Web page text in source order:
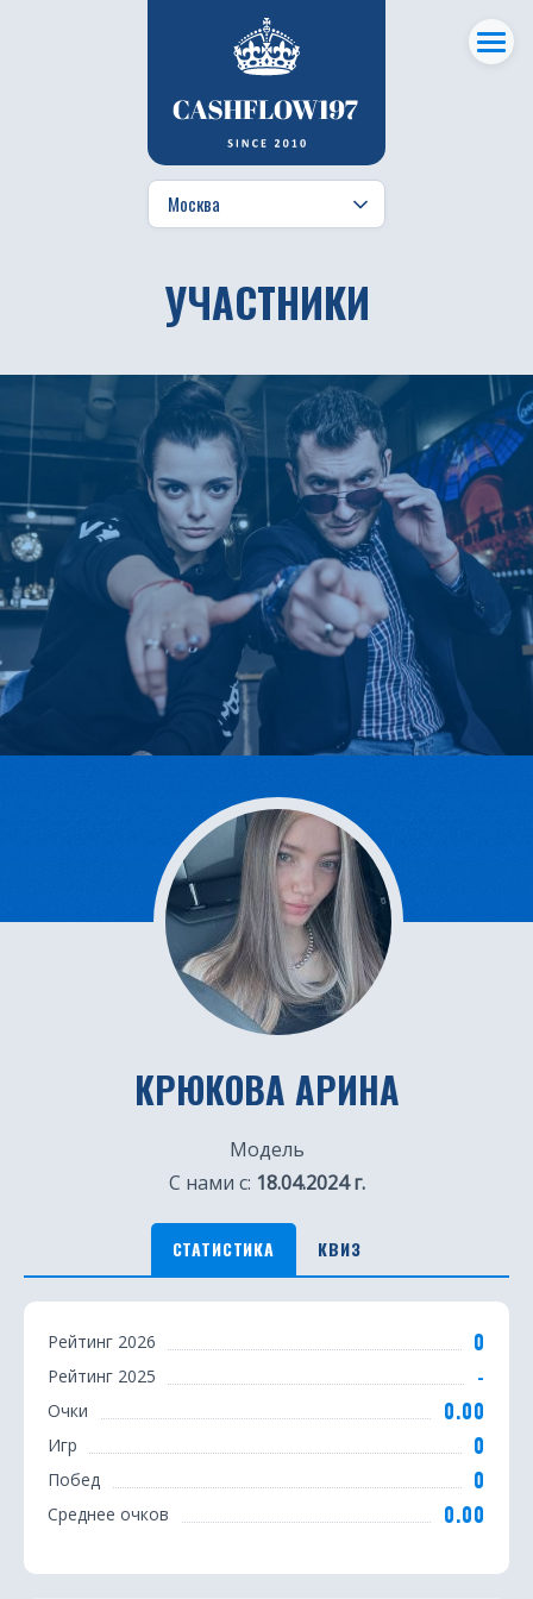
УЧАСТНИКИ
КРЮКОВА АРИНА
Модель
С нами с: 18.04.2024 г.
СТАТИСТИКА КВИЗ
С
т
Рейтинг 2026 0
Рейтинг 2025 -
Очки 0.00
Игр 0
Побед 0
Среднее очков 0.00